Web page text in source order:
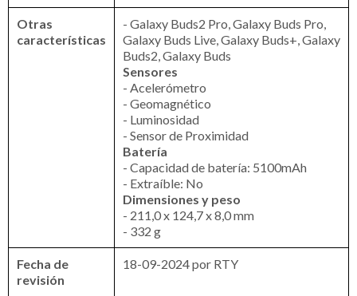
Otras
características
- Galaxy Buds2 Pro, Galaxy Buds Pro,
Galaxy Buds Live, Galaxy Buds+, Galaxy
Buds2, Galaxy Buds
Sensores
- Acelerómetro
- Geomagnético
- Luminosidad
- Sensor de Proximidad
Batería
- Capacidad de batería: 5100mAh
- Extraíble: No
Dimensiones y peso
- 211,0 x 124,7 x 8,0 mm
- 332 g
Fecha de
revisión
18-09-2024 por RTY